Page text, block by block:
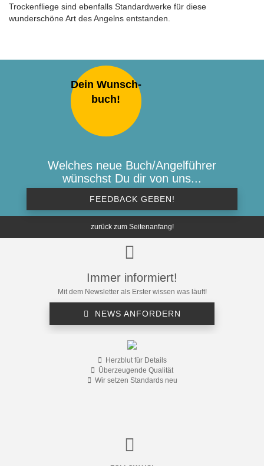
Trockenfliege sind ebenfalls Standardwerke für diese
wunderschöne Art des Angelns entstanden.
Dein Wunsch-
buch!
Welches neue Buch/Angelführer
wünschst Du dir von uns...
FEEDBACK GEBEN!
zurück zum Seitenanfang!
Immer informiert!
Mit dem Newsletter als Erster wissen was läuft!
NEWS ANFORDERN
Herzblut für Details
Überzeugende Qualität
Wir setzen Standards neu